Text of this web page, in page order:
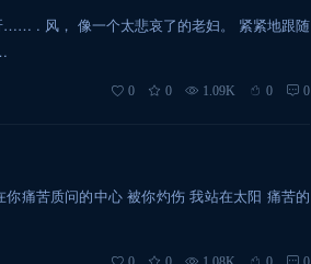
…… . 风， 像一个太悲哀了的老妇。 紧紧地跟随
0 0 1.09K 0 0
痛苦质问的中心 被你灼伤 我站在太阳 痛苦的